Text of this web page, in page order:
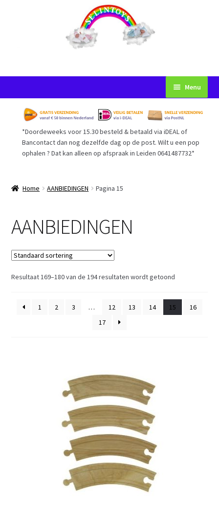
naar
navigatie
inhoud
Menu
Startpagina
Voorwaarden
Afrekenen
*Doordeweeks voor 15.30 besteld & betaald via iDEAL of
Bancontact dan nog dezelfde dag op de post. Wilt u een pop
ophalen ? Dat kan alleen op afspraak in Leiden 0641487732*
Home AANBIEDINGEN Pagina 15
AANBIEDINGEN
Resultaat 169–180 van de 194 resultaten wordt getoond
1 2 3 … 12 13 14 15
16
17